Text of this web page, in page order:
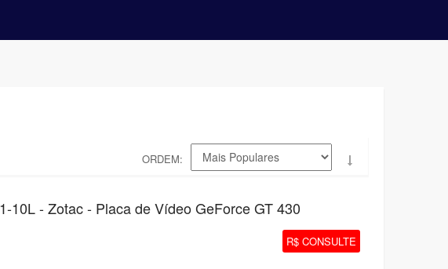
ORDEM
10L - Zotac - Placa de Vídeo GeForce GT 430
R$ CONSULTE